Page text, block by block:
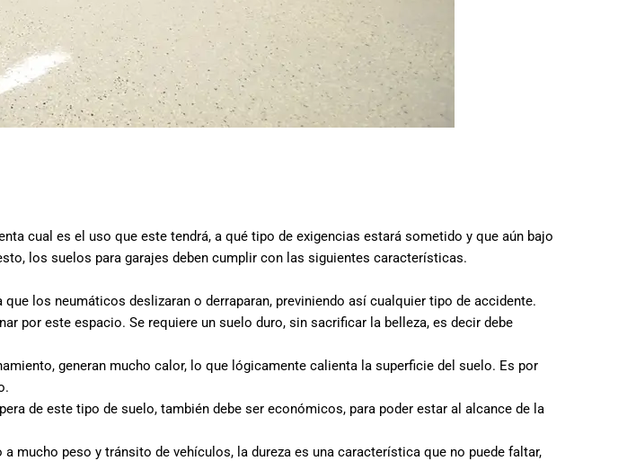
cual es el uso que este tendrá, a qué tipo de exigencias estará sometido y que aún bajo
los suelos para garajes deben cumplir con las siguientes características.
los neumáticos deslizaran o derraparan, previniendo así cualquier tipo de accidente.
por este espacio. Se requiere un suelo duro, sin sacrificar la belleza, es decir debe
generan mucho calor, lo que lógicamente calienta la superficie del suelo. Es por
de este tipo de suelo, también debe ser económicos, para poder estar al alcance de la
mucho peso y tránsito de vehículos, la dureza es una característica que no puede faltar,